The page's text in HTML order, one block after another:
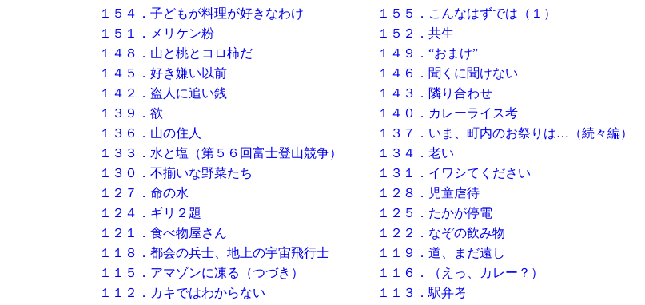
１５４．子どもが料理が好きなわけ
１５５．こんなはずでは（１）
１５１．メリケン粉
１５２．共生
１４８．山と桃とコロ柿だ
１４９．“おまけ”
１４５．好き嫌い以前
１４６．聞くに聞けない
１４２．盗人に追い銭
１４３．隣り合わせ
１３９．欲
１４０．カレーライス考
１３６．山の住人
１３７．いま、町内のお祭りは…（続々編）
１３３．水と塩（第５６回富士登山競争）
１３４．老い
１３０．不揃いな野菜たち
１３１．イワシてください
１２７．命の水
１２８．児童虐待
１２４．ギリ２題
１２５．たかが停電
１２１．食べ物屋さん
１２２．なぞの飲み物
１１８．都会の兵士、地上の宇宙飛行士
１１９．道、まだ遠し
１１５．アマゾンに凍る（つづき）
１１６．（えっ、カレー？）
１１２．カキではわからない
１１３．駅弁考